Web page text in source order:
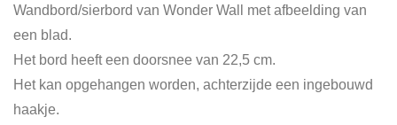
Wandbord/sierbord van Wonder Wall met afbeelding van
een blad.
Het bord heeft een doorsnee van 22,5 cm.
Het kan opgehangen worden, achterzijde een ingebouwd
haakje.